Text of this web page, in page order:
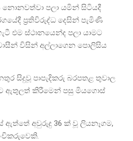
නොනවත්වා පලා යමින් සිටියදී
ප්‍රතිවිරුද්ධ දෙසින් පැමිණි
එම ස්ථානයෙන්ද පලා යාමට
විසින් අල්ලාගෙන පොලිසිය
සිදුවූ පාපැදිකරු බරපතළ තුවාල
ඇතුලත් කිරීමෙන් පසු මියගොස්
අවුරුදු 36 ක් වූ ලියනෑගම,